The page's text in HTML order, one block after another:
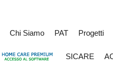
Chi Siamo PAT Progetti
SICARE